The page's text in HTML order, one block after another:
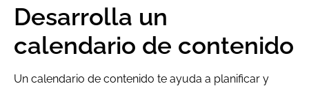
Desarrolla un
calendario de contenido
Un calendario de contenido te ayuda a planificar y